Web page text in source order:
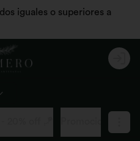
iguales o superiores a
Login